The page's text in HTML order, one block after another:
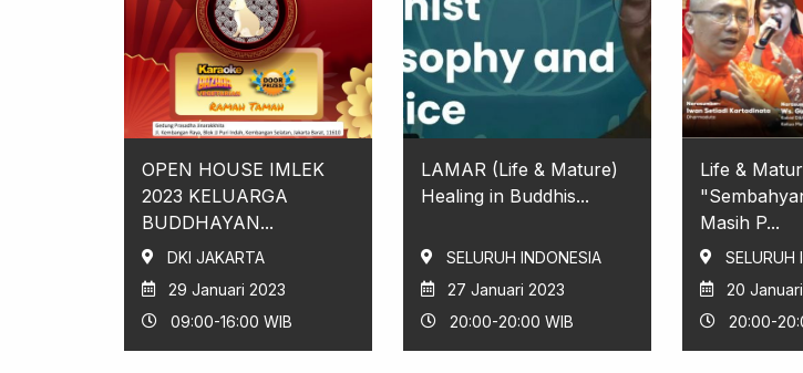
OPEN HOUSE IMLEK
2023 KELUARGA
BUDDHAYAN...
DKI JAKARTA
29 Januari 2023
09:00-16:00 WIB
LAMAR (Life & Mature)
Healing in Buddhis...
SELURUH INDONESIA
27 Januari 2023
20:00-20:00 WIB
Life &
Masih P...
SELURUH
20
20:00-